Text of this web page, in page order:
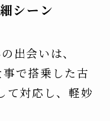
シーン
出会いは、
で搭乗した古
て対応し、軽妙